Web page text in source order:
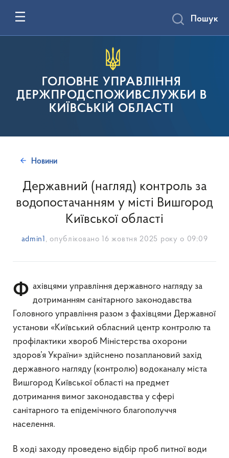
ГОЛОВНЕ УПРАВЛІННЯ
ДЕРЖПРОДСПОЖИВСЛУЖБИ В
КИЇВСЬКІЙ ОБЛАСТІ
Пошук
Новини
Державний (нагляд) контроль за
водопостачанням у місті Вишгород
Київської області
admin1 , опубліковано 16 жовтня 2025 року о 09:09
Фахівцями управління державного нагляду за дотриманням санітарного законодавства
Головного управління разом з фахівцями Державної
установи «Київський обласний центр контролю та
профілактики хвороб Міністерства охорони
здоров’я України» здійснено позаплановий захід
державного нагляду (контролю) водоканалу міста
Вишгород Київської області на предмет
дотримання вимог законодавства у сфері
санітарного та епідемічного благополуччя
населення.
В ході заходу проведено відбір проб питної води